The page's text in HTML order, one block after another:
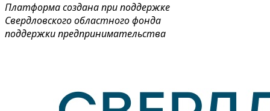
Платформа создана при поддержке
Свердловского областного фонда
поддержки предпринимательства